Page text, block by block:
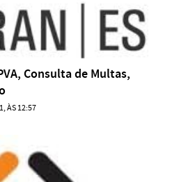
Consulta de Multas,
ÀS 12:57